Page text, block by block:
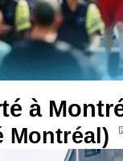
à
Montréal)